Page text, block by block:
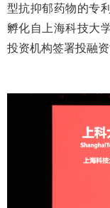
型抗抑郁药物的专
孵化自上海科技大
投资机构签署投融